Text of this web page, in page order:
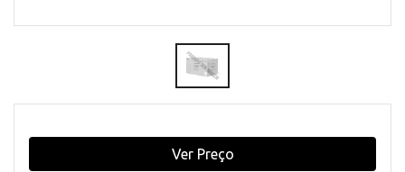
Ver Preço